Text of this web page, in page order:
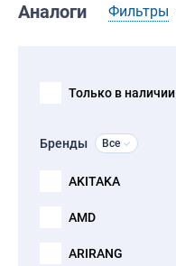
Аналоги Фильтры
Только в наличии
Бренды Все
AKITAKA
AMD
ARIRANG